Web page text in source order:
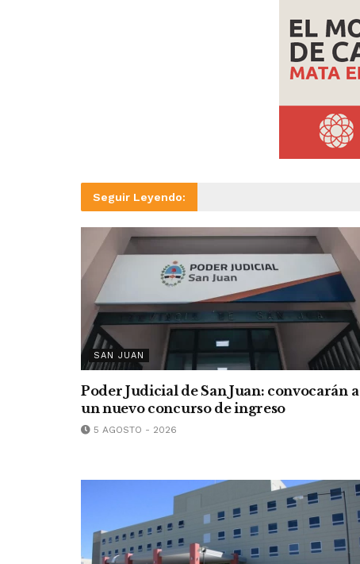
Seguir Leyendo:
SAN JUAN
Poder Judicial de San Juan: convocarán a
un nuevo concurso de ingreso
5 AGOSTO - 2026